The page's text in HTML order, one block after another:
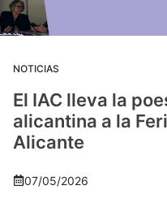
NOTICIAS
El IAC lleva la
alicantina a la
Alicante
07/05/2026